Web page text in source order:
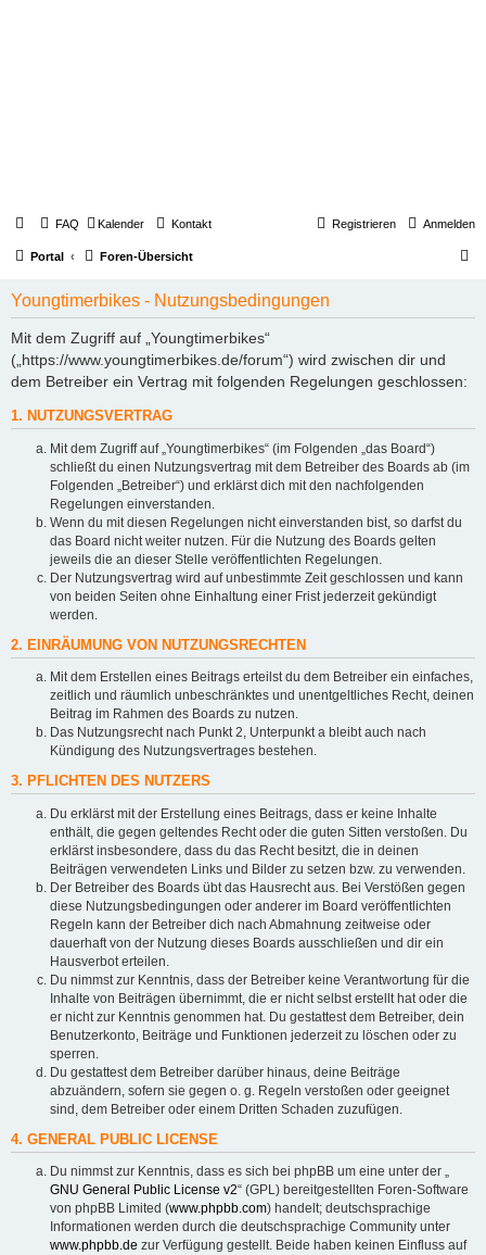
FAQ Kalender Kontakt Anmelden
Registrieren
Portal Foren-Übersicht
Youngtimerbikes - Nutzungsbedingungen
Mit dem Zugriff auf „Youngtimerbikes“
(„https://www.youngtimerbikes.de/forum“) wird zwischen dir und
dem Betreiber ein Vertrag mit folgenden Regelungen geschlossen:
1. NUTZUNGSVERTRAG
Mit dem Zugriff auf „Youngtimerbikes“ (im Folgenden „das Board“)
schließt du einen Nutzungsvertrag mit dem Betreiber des Boards ab (im
Folgenden „Betreiber“) und erklärst dich mit den nachfolgenden
Regelungen einverstanden.
Wenn du mit diesen Regelungen nicht einverstanden bist, so darfst du
das Board nicht weiter nutzen. Für die Nutzung des Boards gelten
jeweils die an dieser Stelle veröffentlichten Regelungen.
Der Nutzungsvertrag wird auf unbestimmte Zeit geschlossen und kann
von beiden Seiten ohne Einhaltung einer Frist jederzeit gekündigt
werden.
2. EINRÄUMUNG VON NUTZUNGSRECHTEN
Mit dem Erstellen eines Beitrags erteilst du dem Betreiber ein einfaches,
zeitlich und räumlich unbeschränktes und unentgeltliches Recht, deinen
Beitrag im Rahmen des Boards zu nutzen.
Das Nutzungsrecht nach Punkt 2, Unterpunkt a bleibt auch nach
Kündigung des Nutzungsvertrages bestehen.
3. PFLICHTEN DES NUTZERS
Du erklärst mit der Erstellung eines Beitrags, dass er keine Inhalte
enthält, die gegen geltendes Recht oder die guten Sitten verstoßen. Du
erklärst insbesondere, dass du das Recht besitzt, die in deinen
Beiträgen verwendeten Links und Bilder zu setzen bzw. zu verwenden.
Der Betreiber des Boards übt das Hausrecht aus. Bei Verstößen gegen
diese Nutzungsbedingungen oder anderer im Board veröffentlichten
Regeln kann der Betreiber dich nach Abmahnung zeitweise oder
dauerhaft von der Nutzung dieses Boards ausschließen und dir ein
Hausverbot erteilen.
Du nimmst zur Kenntnis, dass der Betreiber keine Verantwortung für die
Inhalte von Beiträgen übernimmt, die er nicht selbst erstellt hat oder die
er nicht zur Kenntnis genommen hat. Du gestattest dem Betreiber, dein
Benutzerkonto, Beiträge und Funktionen jederzeit zu löschen oder zu
sperren.
Du gestattest dem Betreiber darüber hinaus, deine Beiträge
abzuändern, sofern sie gegen o. g. Regeln verstoßen oder geeignet
sind, dem Betreiber oder einem Dritten Schaden zuzufügen.
4. GENERAL PUBLIC LICENSE
Du nimmst zur Kenntnis, dass es sich bei phpBB um eine unter der „
GNU General Public License v2“ (GPL) bereitgestellten Foren-Software
von phpBB Limited (www.phpbb.com) handelt; deutschsprachige
Informationen werden durch die deutschsprachige Community unter
www.phpbb.de zur Verfügung gestellt. Beide haben keinen Einfluss auf